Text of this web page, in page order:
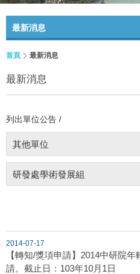
最新消息
首頁 最新消息
最新消息
列出單位公告 /
其他單位
研發處學術發展組
2014-07-17
【轉知/獎項申請】2014中研院
請。截止日：103年10月1日